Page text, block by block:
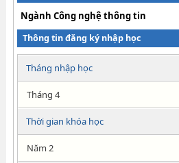
Ngành Công nghệ thông tin
Thông tin đăng ký nhập học
Tháng nhập học
Tháng 4
Thời gian khóa học
Năm 2